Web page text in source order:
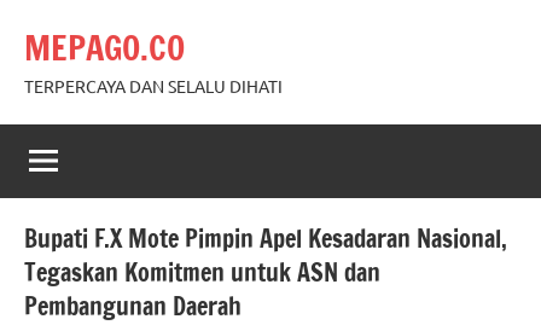
content
MEPAGO.CO
TERPERCAYA DAN SELALU DIHATI
Bupati F.X Mote Pimpin Apel Kesadaran Nasional,
Tegaskan Komitmen untuk ASN dan
Pembangunan Daerah